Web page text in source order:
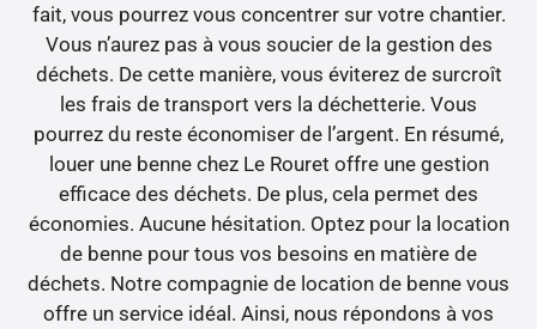
fait, vous pourrez vous concentrer sur votre chantier.
Vous n’aurez pas à vous soucier de la gestion des
déchets. De cette manière, vous éviterez de surcroît
les frais de transport vers la déchetterie. Vous
pourrez du reste économiser de l’argent. En résumé,
louer une benne chez Le Rouret offre une gestion
efficace des déchets. De plus, cela permet des
économies. Aucune hésitation. Optez pour la location
de benne pour tous vos besoins en matière de
déchets. Notre compagnie de location de benne vous
offre un service idéal. Ainsi, nous répondons à vos